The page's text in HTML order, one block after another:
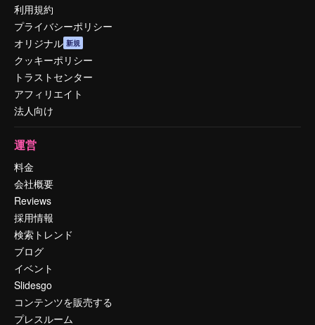
利用規約
プライバシーポリシー
オリジナル 新規
クッキーポリシー
トラストセンター
アフィリエイト
法人向け
運営
料金
会社概要
Reviews
採用情報
検索トレンド
ブログ
イベント
Slidesgo
コンテンツを販売する
プレスルーム